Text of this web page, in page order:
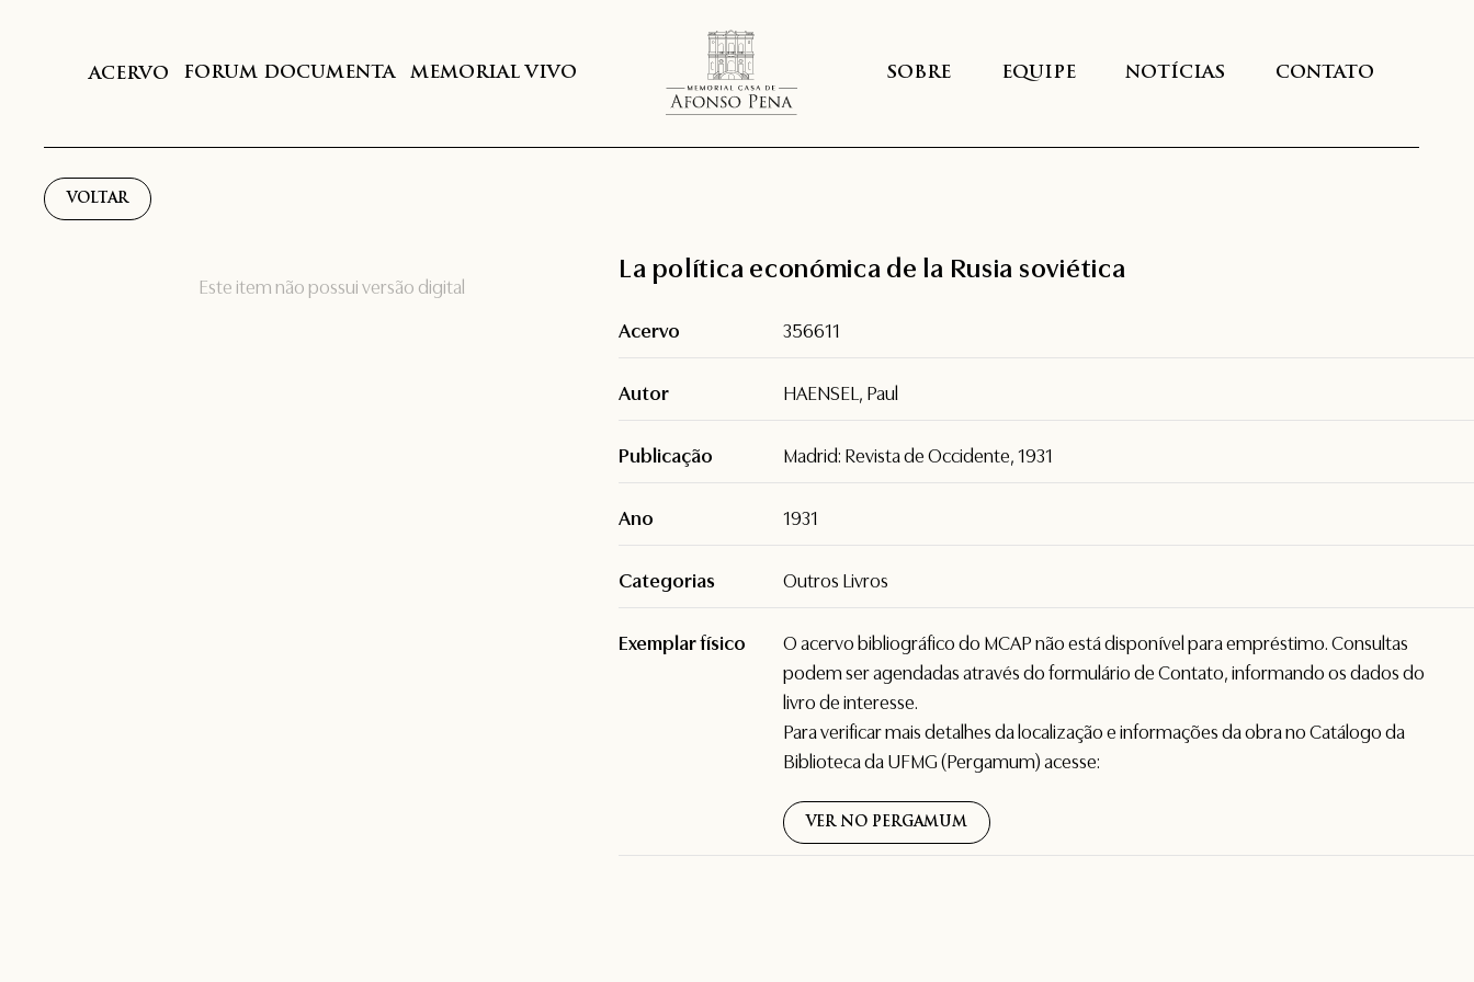
ACERVO FORUM DOCUMENTA MEMORIAL VIVO SOBRE EQUIPE NOTÍCIAS CONTATO
VOLTAR
Este item não possui versão digital
La política económica de la Rusia soviética
Acervo 356611
Autor HAENSEL, Paul
Publicação Madrid: Revista de Occidente, 1931
Ano 1931
Categorias Outros Livros
Exemplar físico
O acervo bibliográfico do MCAP não está disponível para empréstimo. Consultas
podem ser agendadas através do formulário deContato, informando os dados do
livro de interesse.
Para verificar mais detalhes da localização e informações da obra no Catálogo da
Biblioteca da UFMG (Pergamum) acesse:
VER NO PERGAMUM